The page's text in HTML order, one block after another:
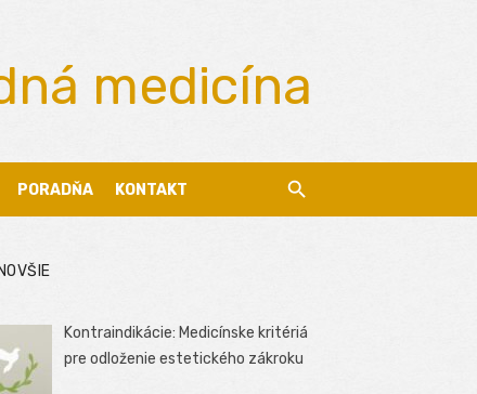
medicína
PORADŇA KONTAKT
Kontraindikácie: Medicínske kritériá
pre odloženie estetického zákroku